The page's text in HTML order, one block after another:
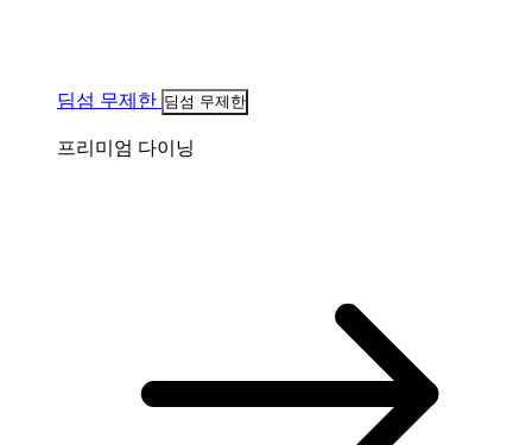
딤섬 무제한 딤섬 무제한
프리미엄 다이닝